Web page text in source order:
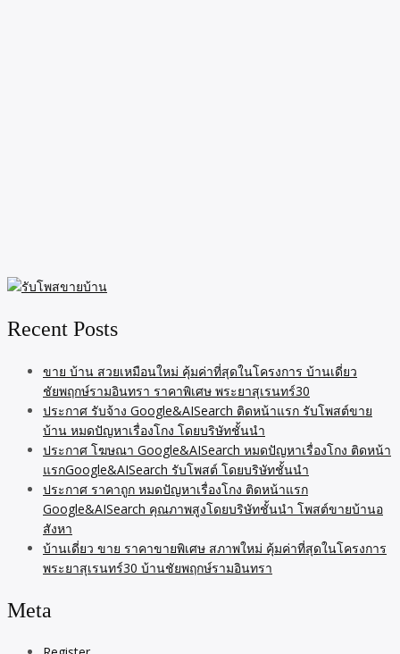
Recent Posts
ขาย บ้าน สวยเหมือนใหม่ คุ้มค่าที่สุดในโครงการ บ้านเดี่ยว
ชัยพฤกษ์รามอินทรา ราคาพิเศษ พระยาสุเรนทร์30
ประกาศ รับจ้าง Google&AISearch ติดหน้าแรก รับโพสต์ขาย
บ้าน หมดปัญหาเรื่องโกง โดยบริษัทชั้นนำ
ประกาศ โฆษณา Google&AISearch หมดปัญหาเรื่องโกง ติดหน้า
แรกGoogle&AISearch รับโพสต์ โดยบริษัทชั้นนำ
ประกาศ ราคาถูก หมดปัญหาเรื่องโกง ติดหน้าแรก
Google&AISearch คุณภาพสูงโดยบริษัทชั้นนำ โพสต์ขายบ้านอ
สังหา
บ้านเดี่ยว ขาย ราคาขายพิเศษ สภาพใหม่ คุ้มค่าที่สุดในโครงการ
พระยาสุเรนทร์30 บ้านชัยพฤกษ์รามอินทรา
Meta